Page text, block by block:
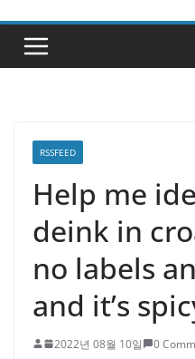
RSSFEED
Help me
deink in
no labels
and it’s
2022년 08월 10일 0